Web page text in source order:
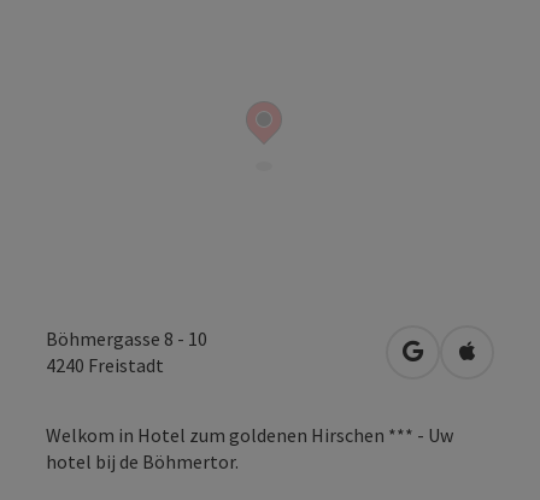
Böhmergasse 8 - 10
4240 Freistadt Openen in
Welkom in Hotel zum goldenen Hirschen *** - Uw
hotel bij de Böhmertor.